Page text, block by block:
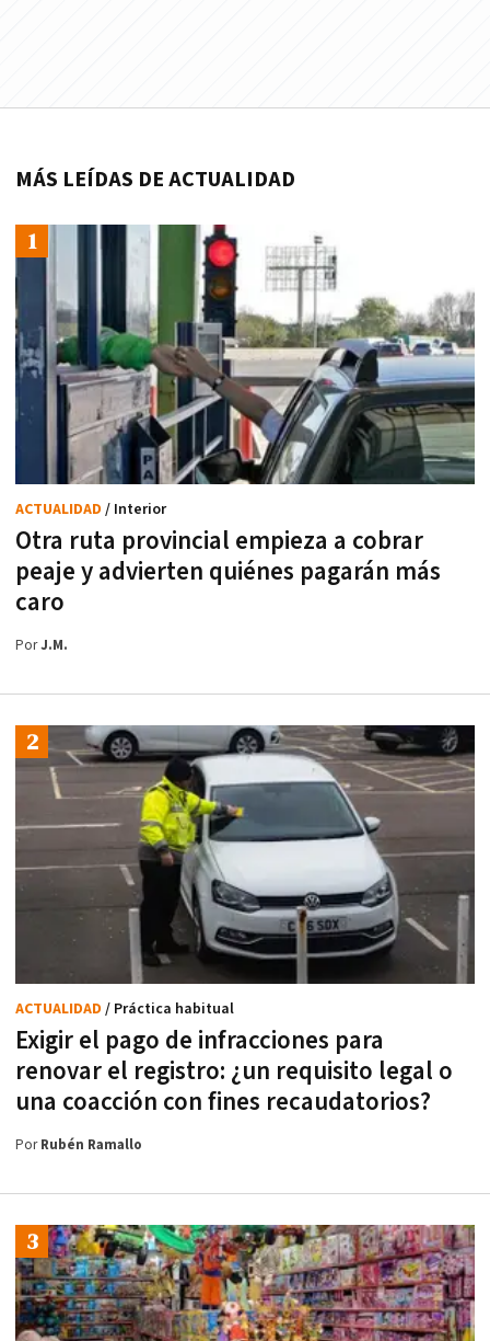
MÁS LEÍDAS DE ACTUALIDAD
Otra ruta provincial empieza a cobrar
peaje y advierten quiénes pagarán más
caro
ACTUALIDAD / Interior
PorJ.M.
Exigir el pago de infracciones para
renovar el registro: ¿un requisito legal o
una coacción con fines recaudatorios?
ACTUALIDAD / Práctica habitual
PorRubén Ramallo